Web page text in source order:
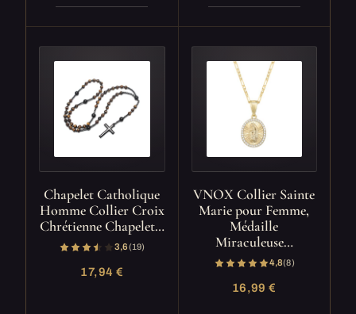
Chapelet Catholique
Homme Collier Croix
Chrétienne Chapelet…
3,6(19)
17,94 €
VNOX Collier Sainte
Marie pour Femme,
Médaille
Miraculeuse…
4,8(8)
16,99 €